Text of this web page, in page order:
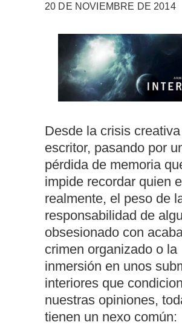
20 DE NOVIEMBRE DE 2014
Desde la crisis
escritor, pasando por
pérdida de memoria
impide recordar quien
realmente, el peso de
responsabilidad de
obsesionado con
crimen organizado o la
inmersión en unos
interiores que
nuestras opiniones,
tienen un nexo común: